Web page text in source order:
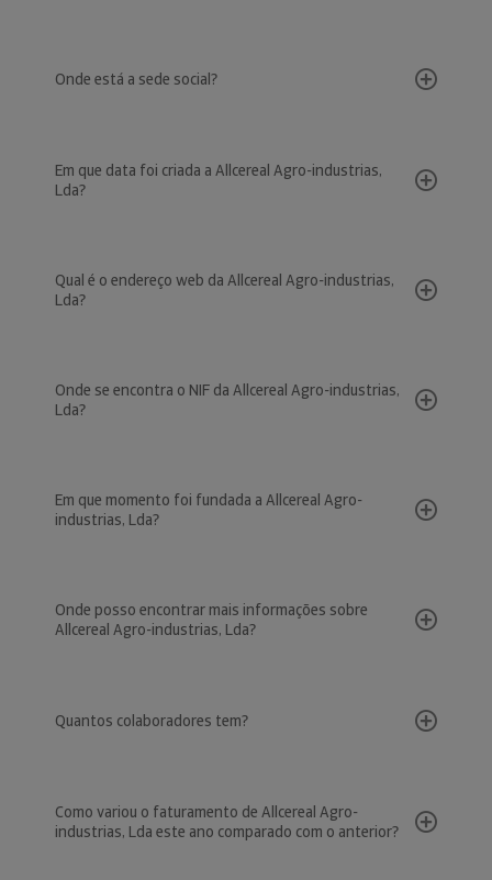
Onde está a sede social?
Em que data foi criada a Allcereal Agro-industrias,
Lda?
Qual é o endereço web da Allcereal Agro-industrias,
Lda?
Onde se encontra o NIF da Allcereal Agro-industrias,
Lda?
Em que momento foi fundada a Allcereal Agro-
industrias, Lda?
Onde posso encontrar mais informações sobre
Allcereal Agro-industrias, Lda?
Quantos colaboradores tem?
Como variou o faturamento de Allcereal Agro-
industrias, Lda este ano comparado com o anterior?